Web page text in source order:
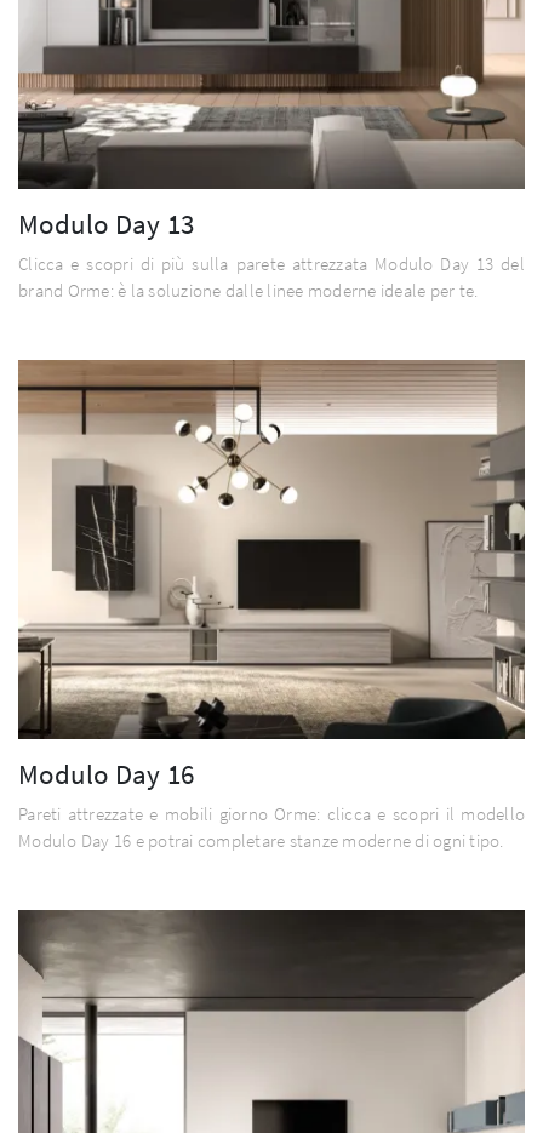
Modulo Day 13
Clicca e scopri di più sulla parete attrezzata Modulo Day 13 del
brand Orme: è la soluzione dalle linee moderne ideale per te.
Modulo Day 16
Pareti attrezzate e mobili giorno Orme: clicca e scopri il modello
Modulo Day 16 e potrai completare stanze moderne di ogni tipo.